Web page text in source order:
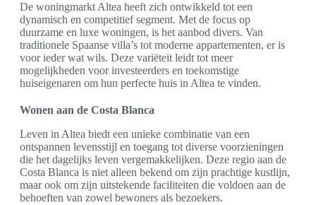
De woningmarkt Altea heeft zich ontwikkeld tot een
dynamisch en competitief segment. Met de focus op
duurzame en luxe woningen, is het aanbod divers. Van
traditionele Spaanse villa’s tot moderne appartementen, er is
voor ieder wat wils. Deze variëteit leidt tot meer
mogelijkheden voor investeerders en toekomstige
huiseigenaren om hun perfecte huis in Altea te vinden.
Wonen aan de Costa Blanca
Leven in Altea biedt een unieke combinatie van een
ontspannen levensstijl en toegang tot diverse voorzieningen
die het dagelijks leven vergemakkelijken. Deze regio aan de
Costa Blanca is niet alleen bekend om zijn prachtige kustlijn,
maar ook om zijn uitstekende faciliteiten die voldoen aan de
behoeften van zowel bewoners als bezoekers.